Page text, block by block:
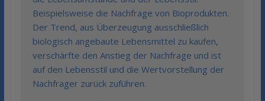
Beispielsweise die Nachfrage von Bioprodukten.
Der Trend, aus Überzeugung ausschließlich
biologisch angebaute Lebensmittel zu kaufen,
verschärfte den Anstieg der Nachfrage und ist
auf den Lebensstil und die Wertvorstellung der
Nachfrager zurück zuführen.